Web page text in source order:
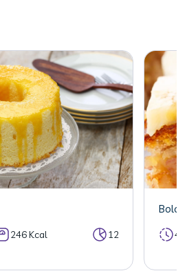
246 Kcal 12
Bolo